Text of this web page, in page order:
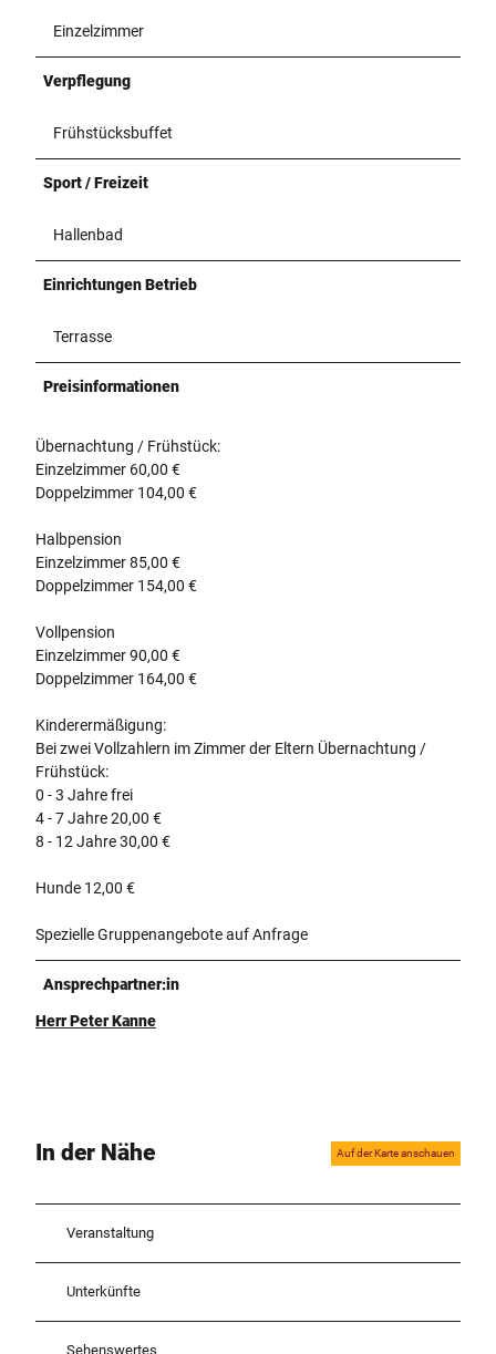
Einzelzimmer
Verpflegung
Frühstücksbuffet
Sport / Freizeit
Hallenbad
Einrichtungen Betrieb
Terrasse
Preisinformationen
Übernachtung / Frühstück:
Einzelzimmer 60,00 €
Doppelzimmer 104,00 €
Halbpension
Einzelzimmer 85,00 €
Doppelzimmer 154,00 €
Vollpension
Einzelzimmer 90,00 €
Doppelzimmer 164,00 €
Kinderermäßigung:
Bei zwei Vollzahlern im Zimmer der Eltern Übernachtung /
Frühstück:
0 - 3 Jahre frei
4 - 7 Jahre 20,00 €
8 - 12 Jahre 30,00 €
Hunde 12,00 €
Spezielle Gruppenangebote auf Anfrage
Ansprechpartner:in
Herr Peter Kanne
In der Nähe Auf der Karte anschauen
Veranstaltung
Unterkünfte
Sehenswertes